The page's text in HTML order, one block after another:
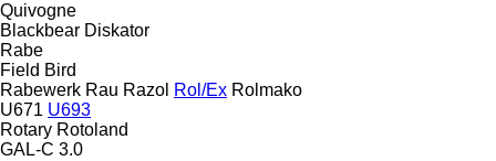
Quivogne
Blackbear Diskator
Rabe
Field Bird
Rabewerk Rau Razol Rol/Ex Rolmako
U671 U693
Rotary Rotoland
GAL-C 3.0